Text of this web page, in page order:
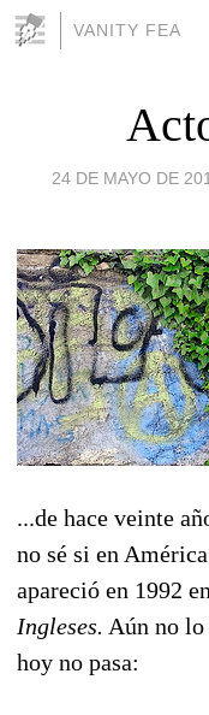
VANITY FEA
24 DE MAYO DE
...de hace veinte
no sé si en
apareció en 1992
Ingleses. Aún no
hoy no pasa: